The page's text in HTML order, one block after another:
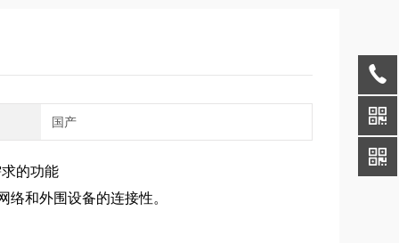
国产
的功能
和外围设备的连接性。